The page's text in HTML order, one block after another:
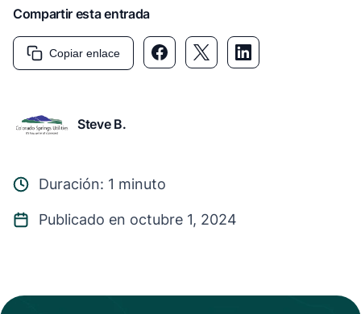
Steve B.
Duración: 1 minuto
Publicado en octubre 1, 2024
Compartir esta entrada
Copiar enlace